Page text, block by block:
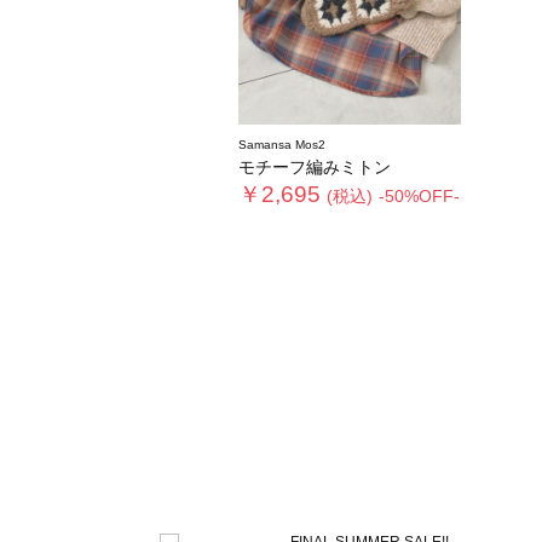
Samansa Mos2
モチーフ編みミトン
￥2,695 (税込) -50%OFF-